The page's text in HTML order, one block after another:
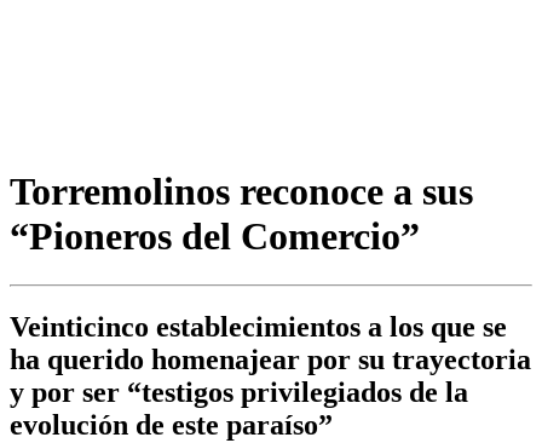
Torremolinos reconoce a sus
“Pioneros del Comercio”
Veinticinco establecimientos a los que se
ha querido homenajear por su trayectoria
y por ser “testigos privilegiados de la
evolución de este paraíso”